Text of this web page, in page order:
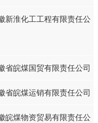
新淮化工工程有限责任公
省皖煤国贸有限责任公司
省皖煤运销有限责任公司
皖煤物资贸易有限责任公